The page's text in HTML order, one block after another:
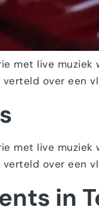
met live
over een
met live
over een
in